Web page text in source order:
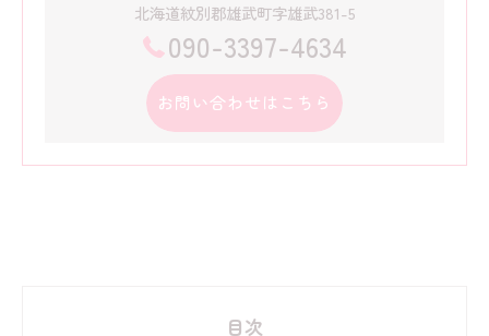
北海道紋別郡雄武町字雄武381-5
090-3397-4634
お問い合わせはこちら
目次